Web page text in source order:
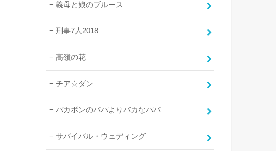
義母と娘のブルース
刑事7人2018
高嶺の花
チア☆ダン
バカボンのパパよりバカなパパ
サバイバル・ウェディング